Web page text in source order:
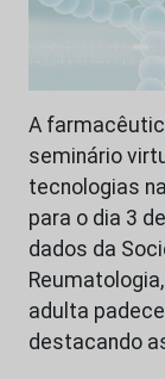
A
seminário
tecnologias
para o dia 3
dados da
adulta
destacando